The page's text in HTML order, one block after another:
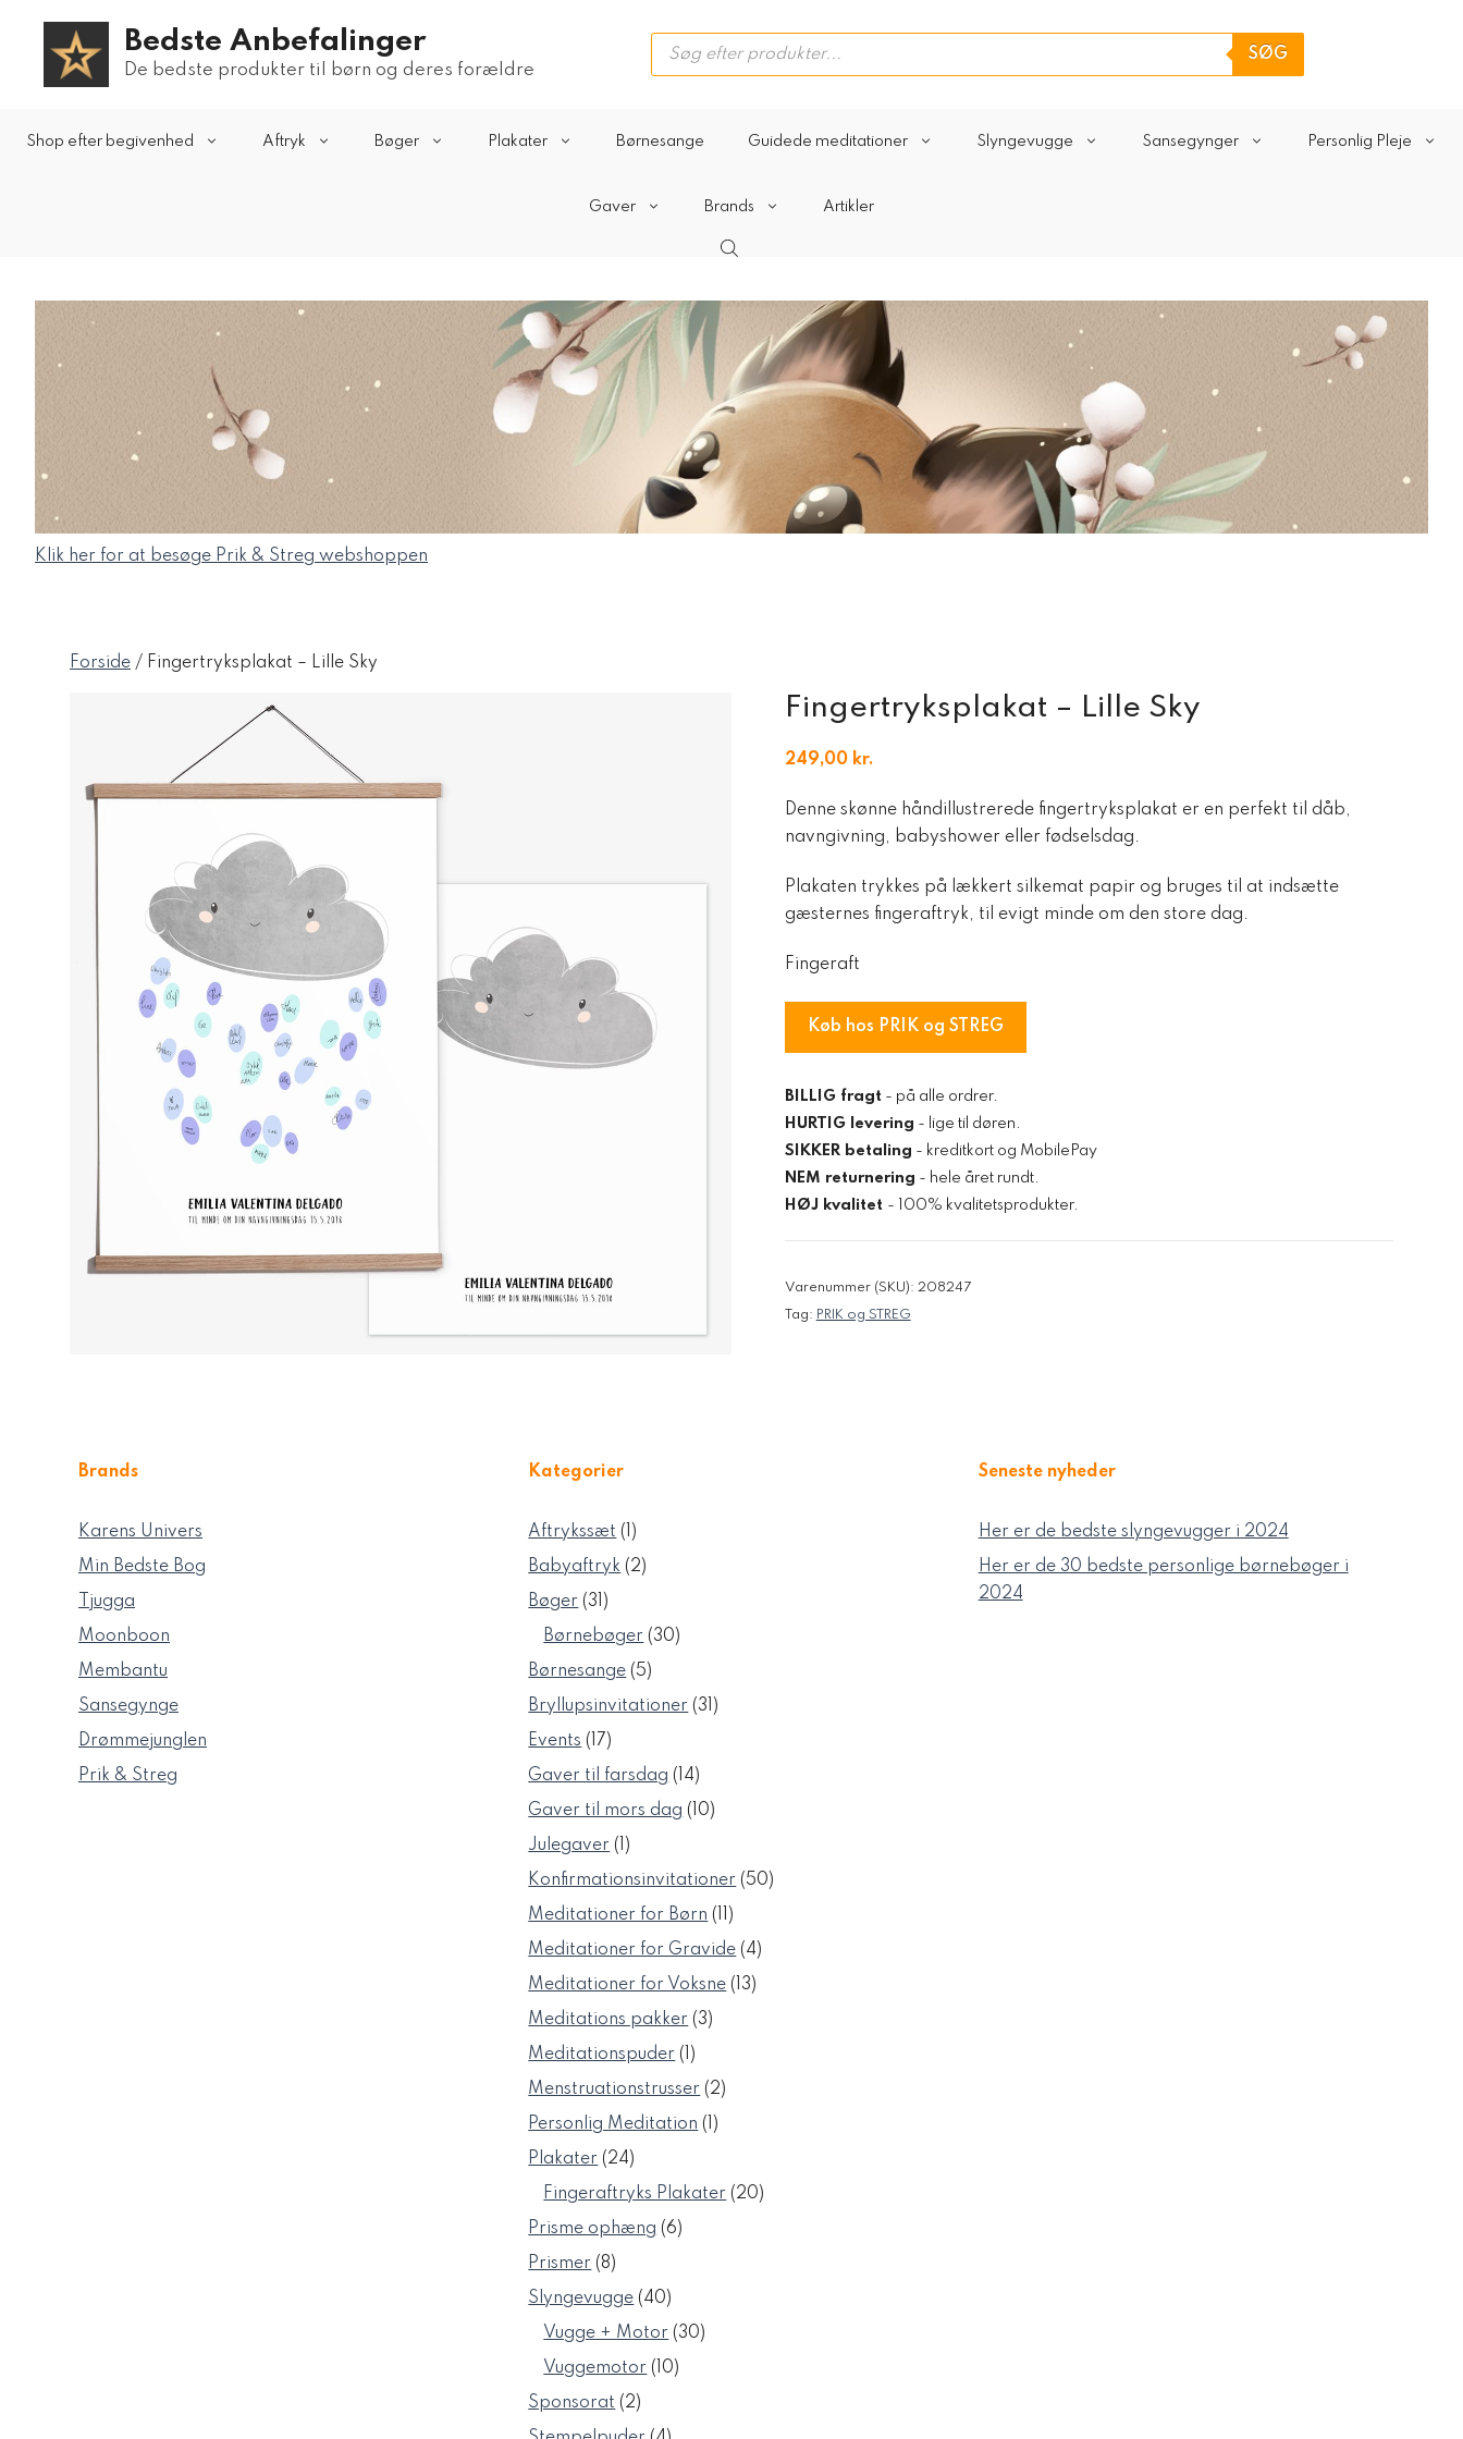
Bedste Anbefalinger
De bedste produkter til børn og deres forældre
Products
search
SØG
Shop efter begivenhed Aftryk Bøger Plakater Børnesange Guidede meditationer Slyngevugge Sansegynger Personlig Pleje
Gaver Brands Artikler
Klik her for at besøge Prik & Streg webshoppen
Forside / Fingertryksplakat – Lille Sky
Fingertryksplakat – Lille Sky
249,00 kr.
Denne skønne håndillustrerede fingertryksplakat er en perfekt til dåb,
navngivning, babyshower eller fødselsdag.
Plakaten trykkes på lækkert silkemat papir og bruges til at indsætte
gæsternes fingeraftryk, til evigt minde om den store dag.
Fingeraft
Køb hos PRIK og STREG
BILLIG fragt - på alle ordrer.
HURTIG levering - lige til døren.
SIKKER betaling - kreditkort og MobilePay
NEM returnering - hele året rundt.
HØJ kvalitet - 100% kvalitetsprodukter.
Varenummer (SKU): 208247
Tag: PRIK og STREG
Brands
Karens Univers
Min Bedste Bog
Tjugga
Moonboon
Membantu
Sansegynge
Drømmejunglen
Prik & Streg
Kategorier
Aftrykssæt
1
vare
Babyaftryk 22
Bøger 31 31
Børnebøger 3030
Børnesange 55
varer
Bryllupsinvitationer 31 31
Events 1717
varer
Gaver til farsdag 1414
varer
Gaver til mors dag 1010
Julegaver
1
vare
Konfirmationsinvitationer 5050
Meditationer for Børn
11
varer
Meditationer for Gravide 44
Meditationer for Voksne 1313
Meditations pakker 33
Meditationspuder
1
vare
Menstruationstrusser 22
Personlig Meditation
1
Plakater 2424
varer
Fingeraftryks Plakater 2020
Prisme ophæng 66
Prismer 88
varer
Slyngevugge 4040
varer
Vugge + Motor 3030
Vuggemotor 1010
Sponsorat 22
varer
Seneste nyheder
Her er de bedste slyngevugger i 2024
Her er de 30 bedste personlige børnebøger i
2024